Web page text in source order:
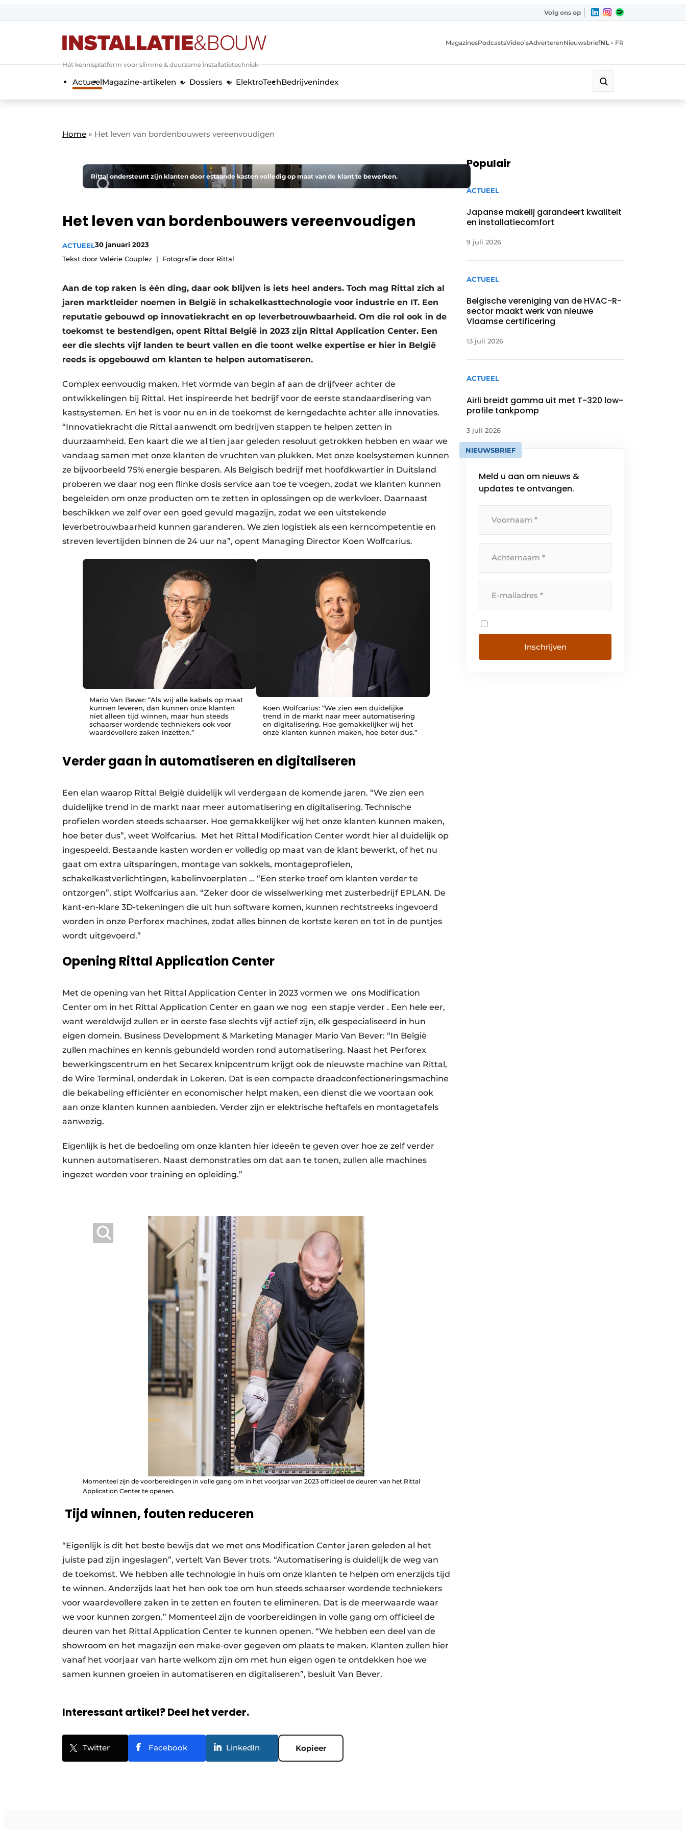
Algemene voorwaarden
Banner overzicht
BedrijvenAanmeldenBedankt voor de aanmelding
Bedrijven
Evenement aanmelden
Meest gelezen
Nieuwsbrief
Privacy / Cookie statement
Vacature aanmelden
Vacatures
Volg ons op
Hét kennisplatform voor slimme & duurzame installatietechniek
MagazinesPodcastsVideo’sAdverterenNieuwsbriefNL • FR
ActueelMagazine-artikelen Dossiers ElektroTechBedrijvenindex
Home » Het leven van bordenbouwers vereenvoudigen
Rittal ondersteunt zijn klanten door estaande kasten volledig op maat van de klant te bewerken.
Het leven van bordenbouwers vereenvoudigen
ACTUEEL30 januari 2023
Tekst door Valérie Couplez
Fotografie door Rittal
Aan de top raken is één ding, daar ook blijven is iets heel anders. Toch mag Rittal zich al
jaren marktleider noemen in België in schakelkasttechnologie voor industrie en IT. Een
reputatie gebouwd op innovatiekracht en op leverbetrouwbaarheid. Om die rol ook in de
toekomst te bestendigen, opent Rittal België in 2023 zijn Rittal Application Center. Een
eer die slechts vijf landen te beurt vallen en die toont welke expertise er hier in België
reeds is opgebouwd om klanten te helpen automatiseren.
Complex eenvoudig maken. Het vormde van begin af aan de drijfveer achter de
ontwikkelingen bij Rittal. Het inspireerde het bedrijf voor de eerste standaardisering van
kastsystemen. En het is voor nu en in de toekomst de kerngedachte achter alle innovaties.
“Innovatiekracht die Rittal aanwendt om bedrijven stappen te helpen zetten in
duurzaamheid. Een kaart die we al tien jaar geleden resoluut getrokken hebben en waar we
vandaag samen met onze klanten de vruchten van plukken. Met onze koelsystemen kunnen
ze bijvoorbeeld 75% energie besparen. Als Belgisch bedrijf met hoofdkwartier in Duitsland
proberen we daar nog een flinke dosis service aan toe te voegen, zodat we klanten kunnen
begeleiden om onze producten om te zetten in oplossingen op de werkvloer. Daarnaast
beschikken we zelf over een goed gevuld magazijn, zodat we een uitstekende
leverbetrouwbaarheid kunnen garanderen. We zien logistiek als een kerncompetentie en
streven levertijden binnen de 24 uur na”, opent Managing Director Koen Wolfcarius.
Mario Van Bever: “Als wij alle kabels op maat
kunnen leveren, dan kunnen onze klanten
niet alleen tijd winnen, maar hun steeds
schaarser wordende techniekers ook voor
waardevollere zaken inzetten.”
Koen Wolfcarius: “We zien een duidelijke
trend in de markt naar meer automatisering
en digitalisering. Hoe gemakkelijker wij het
onze klanten kunnen maken, hoe beter dus.”
Verder gaan in automatiseren en digitaliseren
Een elan waarop Rittal België duidelijk wil verdergaan de komende jaren. “We zien een
duidelijke trend in de markt naar meer automatisering en digitalisering. Technische
profielen worden steeds schaarser. Hoe gemakkelijker wij het onze klanten kunnen maken,
hoe beter dus”, weet Wolfcarius. Met het Rittal Modification Center wordt hier al duidelijk op
ingespeeld. Bestaande kasten worden er volledig op maat van de klant bewerkt, of het nu
gaat om extra uitsparingen, montage van sokkels, montageprofielen,
schakelkastverlichtingen, kabelinvoerplaten … “Een sterke troef om klanten verder te
ontzorgen”, stipt Wolfcarius aan. “Zeker door de wisselwerking met zusterbedrijf EPLAN. De
kant-en-klare 3D-tekeningen die uit hun software komen, kunnen rechtstreeks ingevoerd
worden in onze Perforex machines, zodat alles binnen de kortste keren en tot in de puntjes
wordt uitgevoerd.”
Opening Rittal Application Center
Met de opening van het Rittal Application Center in 2023 vormen we ons Modification
Center om in het Rittal Application Center en gaan we nog een stapje verder . Een hele eer,
want wereldwijd zullen er in eerste fase slechts vijf actief zijn, elk gespecialiseerd in hun
eigen domein. Business Development & Marketing Manager Mario Van Bever: “In België
zullen machines en kennis gebundeld worden rond automatisering. Naast het Perforex
bewerkingscentrum en het Secarex knipcentrum krijgt ook de nieuwste machine van Rittal,
de Wire Terminal, onderdak in Lokeren. Dat is een compacte draadconfectioneringsmachine
die bekabeling efficiënter en economischer helpt maken, een dienst die we voortaan ook
aan onze klanten kunnen aanbieden. Verder zijn er elektrische heftafels en montagetafels
aanwezig.
Eigenlijk is het de bedoeling om onze klanten hier ideeën te geven over hoe ze zelf verder
kunnen automatiseren. Naast demonstraties om dat aan te tonen, zullen alle machines
ingezet worden voor training en opleiding.”
Momenteel zijn de voorbereidingen in volle gang om in het voorjaar van 2023 officieel de deuren van het Rittal
Application Center te openen.
Tijd winnen, fouten reduceren
“Eigenlijk is dit het beste bewijs dat we met ons Modification Center jaren geleden al het
juiste pad zijn ingeslagen”, vertelt Van Bever trots. “Automatisering is duidelijk de weg van
de toekomst. We hebben alle technologie in huis om onze klanten te helpen om enerzijds tijd
te winnen. Anderzijds laat het hen ook toe om hun steeds schaarser wordende techniekers
voor waardevollere zaken in te zetten en fouten te elimineren. Dat is de meerwaarde waar
we voor kunnen zorgen.” Momenteel zijn de voorbereidingen in volle gang om officieel de
deuren van het Rittal Application Center te kunnen openen. “We hebben een deel van de
showroom en het magazijn een make-over gegeven om plaats te maken. Klanten zullen hier
vanaf het voorjaar van harte welkom zijn om met hun eigen ogen te ontdekken hoe we
samen kunnen groeien in automatiseren en digitaliseren”, besluit Van Bever.
Interessant artikel? Deel het verder.
Twitter Facebook LinkedIn Kopieer
Populair
ACTUEEL
Japanse makelij garandeert kwaliteit
en installatiecomfort
9 juli 2026
ACTUEEL
Belgische vereniging van de HVAC-R-
sector maakt werk van nieuwe
Vlaamse certificering
13 juli 2026
ACTUEEL
Airli breidt gamma uit met T-320 low-
profile tankpomp
3 juli 2026
NIEUWSBRIEF
Meld u aan om nieuws &
updates te ontvangen.